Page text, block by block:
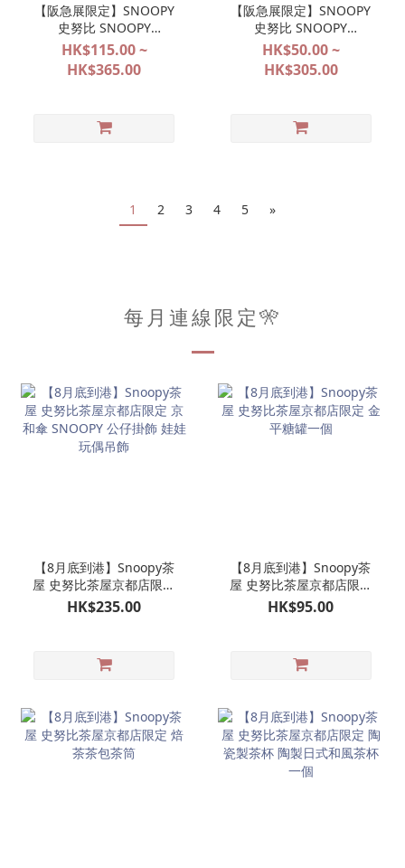
【阪急展限定】SNOOPY
史努比 SNOOPY
FESTIVAL
POP&SURPRISE 大阪限定
系列代購
HK$115.00 ~
HK$365.00
【阪急展限定】SNOOPY
史努比 SNOOPY
FESTIVAL
POP&SURPRISE 大阪限定
系列代購
HK$50.00 ~
HK$305.00
1 2 3 4 5 »
每月連線限定🎌
【8月底到港】Snoopy茶
屋 史努比茶屋京都店限定
京和傘 SNOOPY 公仔掛飾
HK$235.00
【8月底到港】Snoopy茶
屋 史努比茶屋京都店限定
金平糖罐一個
HK$95.00